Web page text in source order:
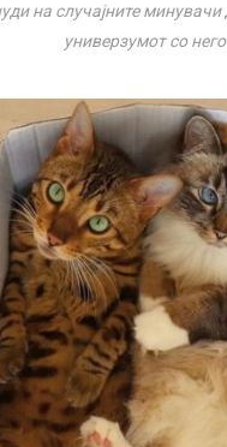
на случајните
универзумот со него